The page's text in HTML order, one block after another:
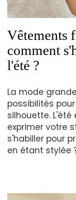
Vêtements
comment
l'été ?
La mode
possibilités
silhouette.
exprimer votre
s'habiller pour
en étant stylée